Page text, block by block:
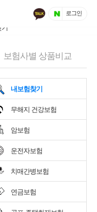
로그인
보험사별 상품비교
내보험찾기
무해지 건강보험
암보험
운전자보험
치매간병보험
연금보험